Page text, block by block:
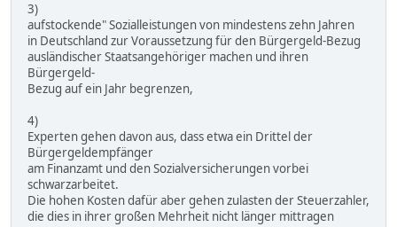
3)
aufstockende" Sozialleistungen von mindestens zehn Jahren
in Deutschland zur Voraussetzung für den Bürgergeld-Bezug
ausländischer Staatsangehöriger machen und ihren
Bürgergeld-
Bezug auf ein Jahr begrenzen,
4)
Experten gehen davon aus, dass etwa ein Drittel der
Bürgergeldempfänger
am Finanzamt und den Sozialversicherungen vorbei
schwarzarbeitet.
Die hohen Kosten dafür aber gehen zulasten der Steuerzahler,
die dies in ihrer großen Mehrheit nicht länger mittragen